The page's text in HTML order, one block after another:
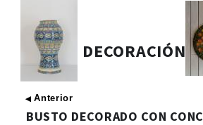
◀Anterior
DECORACIÓN
BUSTO DECORADO CON